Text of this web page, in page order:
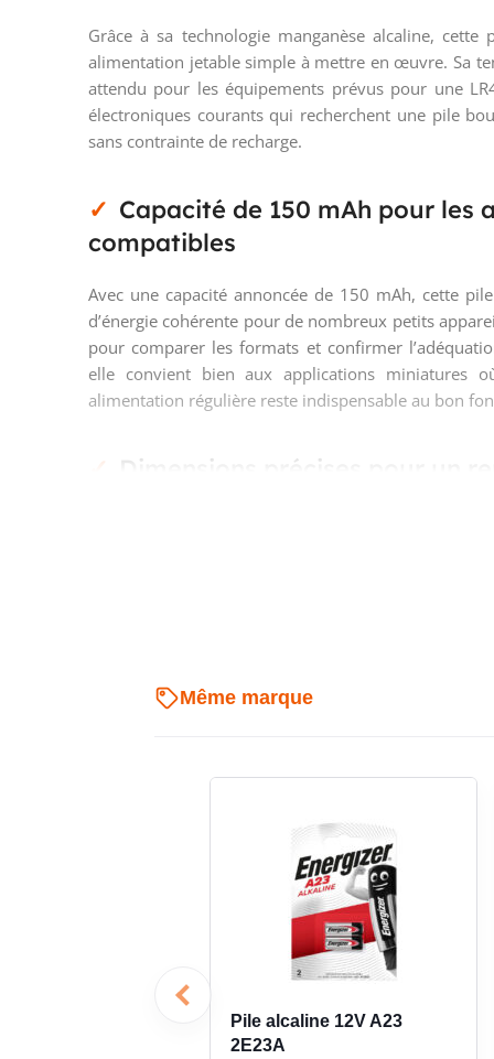
Grâce à sa technologie manganèse alcaline,
alimentation jetable simple à mettre en œuvre. Sa
attendu pour les équipements prévus pour une
électroniques courants qui recherchent une pile
sans contrainte de recharge.
Capacité de 150 mAh pour les
compatibles
Avec une capacité annoncée de 150 mAh, cette
d’énergie cohérente pour de nombreux petits
pour comparer les formats et confirmer
elle convient bien aux applications miniatures
alimentation régulière reste indispensable au bon
Dimensions précises pour un
Dans le domaine des piles bouton, quelques
plusieurs appareils ou qui souhaitent anticiper les
pile à l’unité à chaque besoin et permet d’équiper
C’est une solution adaptée aussi bien à l’usage
de petits équipements électroniques.
Une pile bouton simple à
équipements
Même marque
Pile alcaline 12V A23
2E23A